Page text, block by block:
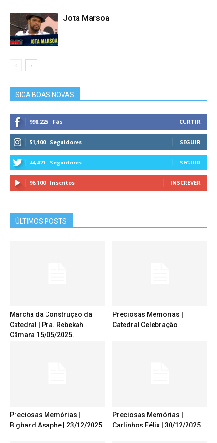
Jota Marsoa
SIGA BOAS NOVAS
998,225 Fãs CURTIR
51,100 Seguidores SEGUIR
44,471 Seguidores SEGUIR
96,100 Inscritos INSCREVER
ÚLTIMOS POSTS
Marcha da Construção da
Catedral | Pra. Rebekah
Câmara 15/05/2025.
Preciosas Memórias |
Catedral Celebração
Preciosas Memórias |
Bigband Asaphe | 23/12/2025
Preciosas Memórias |
Carlinhos Félix | 30/12/2025.